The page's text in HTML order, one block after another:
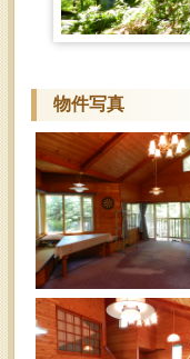
物件写真